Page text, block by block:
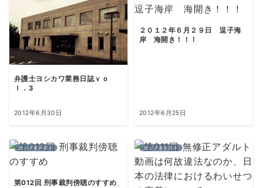
弁護士ヨシカワ業務日誌ｖｏ
ｌ．3
2012年6月30日
２０１２年６月２９日 逗子海
岸 海開き！！！
2012年6月25日
ポッドキャスト
第012回 刑事裁判傍聴のすすめ
ポッドキャスト